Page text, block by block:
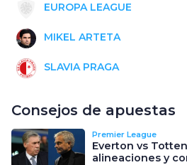
EUROPA LEAGUE
MIKEL ARTETA
SLAVIA PRAGA
Consejos de apuestas
Premier League
Everton vs
alineaciones y